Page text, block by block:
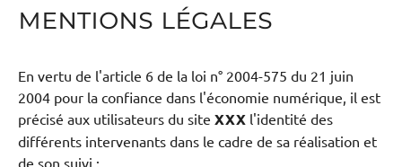
Mentions légales
En vertu de l'article 6 de la loi n° 2004-575 du 21 juin
2004 pour la confiance dans l'économie numérique, il est
précisé aux utilisateurs du site XXX l'identité des
différents intervenants dans le cadre de sa réalisation et
de son suivi :